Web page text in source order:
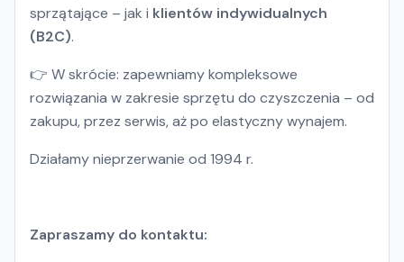
sprzątające – jak i klientów indywidualnych
(B2C).
👉 W skrócie: zapewniamy kompleksowe
rozwiązania w zakresie sprzętu do czyszczenia – od
zakupu, przez serwis, aż po elastyczny wynajem.
Działamy nieprzerwanie od 1994 r.
Zapraszamy do kontaktu: